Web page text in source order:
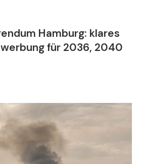
Hamburg: klares
für 2036, 2040